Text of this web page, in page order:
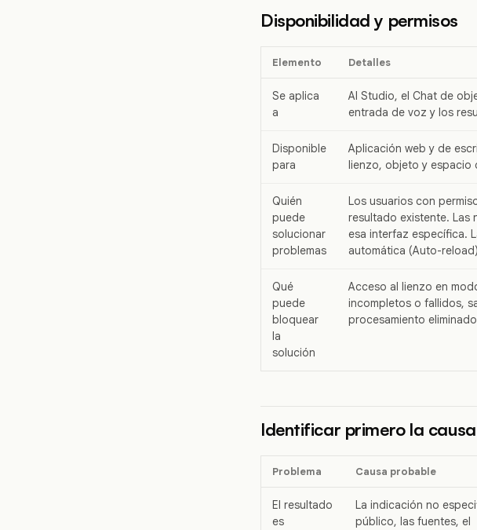
Disponibilidad y permisos
Elemento Detalles
Se aplica
a
AI Studio, el Chat de
entrada de voz y los
Disponible
para
Aplicación web y de
lienzo, objeto y
Quién
puede
solucionar
problemas
Los usuarios con
resultado existente. Las
esa interfaz específica.
automática (Auto-
Qué
puede
bloquear
la
solución
Acceso al lienzo en
incompletos o fallidos,
procesamiento
Identificar primero la
Problema Causa probable
El resultado
es
La indicación no
público, las fuentes, el